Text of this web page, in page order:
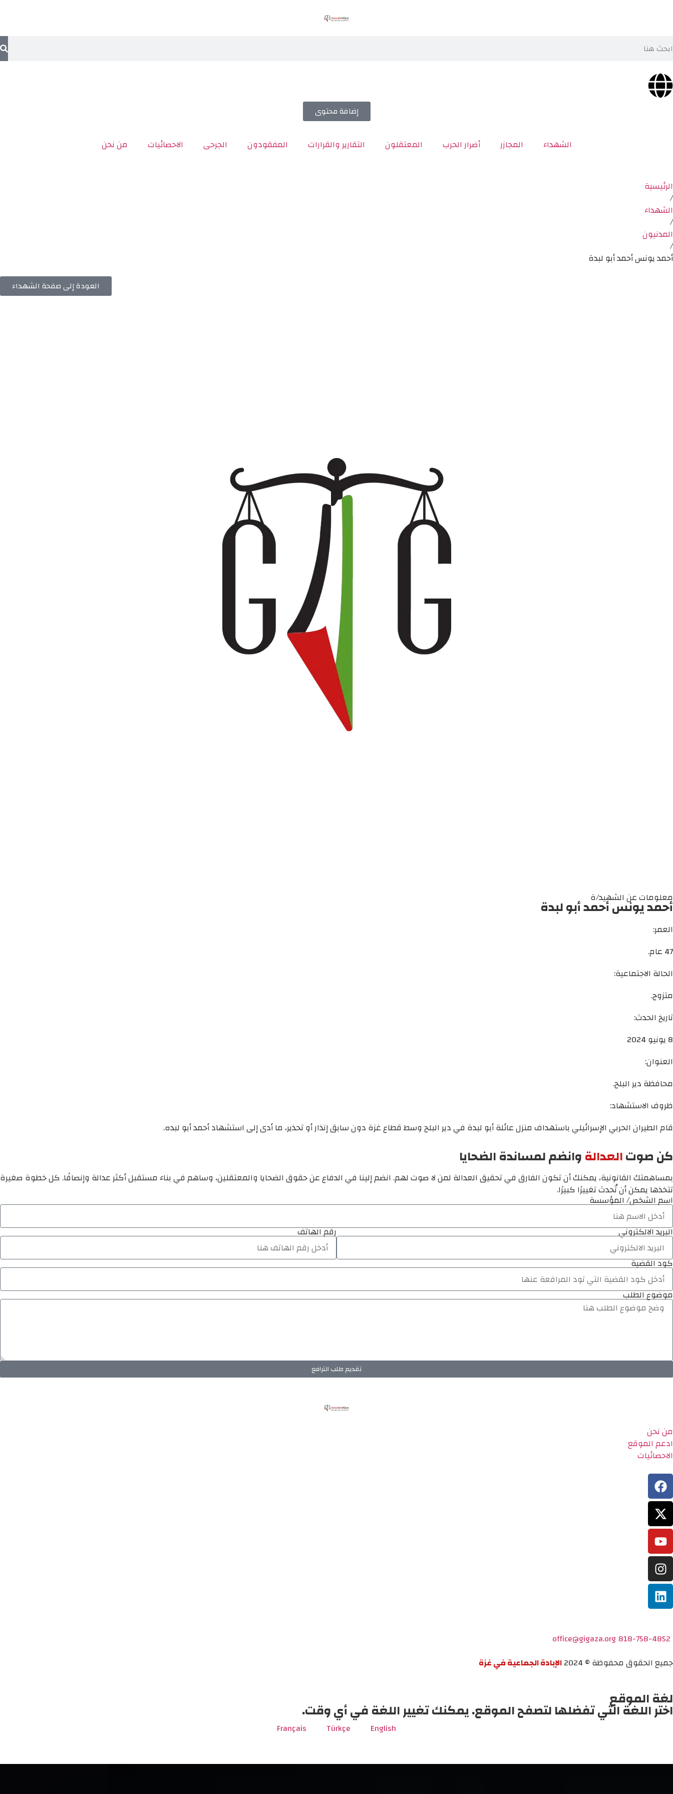
إضافة محتوى
الشهداء المجازر أضرار الحرب المعتقلون التقارير والقرارات المفقودون الجرحى الاحصائيات من نحن
الرئيسية
/
الشهداء
/
المدنيون
/
أحمد يونس أحمد أبو لبدة
العودة إلى صفحة الشهداء
معلومات عن الشهيد/ة
أحمد يونس أحمد أبو لبدة
العمر:
47 عام.
الحالة الاجتماعية:
متزوج.
تاريخ الحدث:
8 يونيو 2024
العنوان:
محافظة دير البلح.
ظروف الاستشهاد:
قام الطيران الحربي الإسرائيلي باستهداف منزل عائلة أبو لبدة في دير البلح وسط قطاع غزة دون سابق إنذار أو تحذير، ما أدى إلى استشهاد أحمد أبو لبده.
كن صوتالعدالةوانضم لمساندة الضحايا
بمساهمتك القانونية، يمكنك أن تكون الفارق في تحقيق العدالة لمن لا صوت لهم. انضم إلينا في الدفاع عن حقوق الضحايا والمعتقلين، وساهم في بناء مستقبل أكثر عدالة وإنصافًا. كل خطوة صغيرة
تتخذها يمكن أن تُحدث تغييرًا كبيرًا.
اسم الشخص/ المؤسسة
البريد الالكتروني رقم الهاتف
كود القضية
موضوع الطلب
تقديم طلب الترافع
من نحن
ادعم الموقع
الاحصائيات
818-758-4852
office@gigaza.org
جميع الحقوق محفوظة © 2024
الإبادة الجماعية في غزة
لغة الموقع
اختر اللغة التي تفضلها لتصفح الموقع. يمكنك تغيير اللغة في أي وقت.
English
Türkçe
Français